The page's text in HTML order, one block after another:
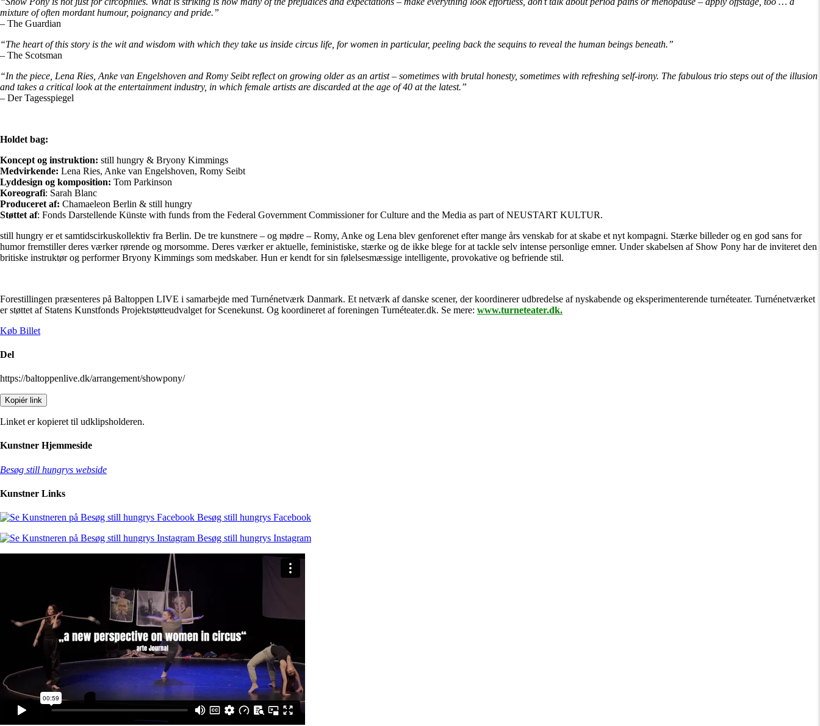
mixture of often mordant humour, poignancy and pride.”
– The Guardian
“The heart of this story is the wit and wisdom with which they take us inside circus life, for women in particular, peeling back the sequins to reveal the human beings beneath.”
– The Scotsman
“In the piece, Lena Ries, Anke van Engelshoven and Romy Seibt reflect on growing older as an artist – sometimes with brutal honesty, sometimes with refreshing self-irony. The fabulous trio steps out of the illusion
and takes a critical look at the entertainment industry, in which female artists are discarded at the age of 40 at the latest.”
– Der Tagesspiegel
Holdet bag:
Koncept og instruktion: still hungry & Bryony Kimmings
Medvirkende: Lena Ries, Anke van Engelshoven, Romy Seibt
Lyddesign og komposition: Tom Parkinson
Koreografi: Sarah Blanc
Produceret af: Chamaeleon Berlin & still hungry
Støttet af: Fonds Darstellende Künste with funds from the Federal Government Commissioner for Culture and the Media as part of NEUSTART KULTUR.
still hungry er et samtidscirkuskollektiv fra Berlin. De tre kunstnere – og mødre – Romy, Anke og Lena blev genforenet efter mange års venskab for at skabe et nyt kompagni. Stærke billeder og en god sans for
humor fremstiller deres værker rørende og morsomme. Deres værker er aktuelle, feministiske, stærke og de ikke blege for at tackle selv intense personlige emner. Under skabelsen af Show Pony har de inviteret den
britiske instruktør og performer Bryony Kimmings som medskaber. Hun er kendt for sin følelsesmæssige intelligente, provokative og befriende stil.
Forestillingen præsenteres på Baltoppen LIVE i samarbejde med Turnénetværk Danmark. Et netværk af danske scener, der koordinerer udbredelse af nyskabende og eksperimenterende turnéteater. Turnénetværket
er støttet af Statens Kunstfonds Projektstøtteudvalget for Scenekunst. Og koordineret af foreningen Turnéteater.dk. Se mere: www.turneteater.dk.
Køb Billet
Del
https://baltoppenlive.dk/arrangement/showpony/
Kopiér link
Linket er kopieret til udklipsholderen.
Kunstner Hjemmeside
Besøg still hungrys webside
Kunstner Links
Besøg still hungrys Facebook
Besøg still hungrys Instagram